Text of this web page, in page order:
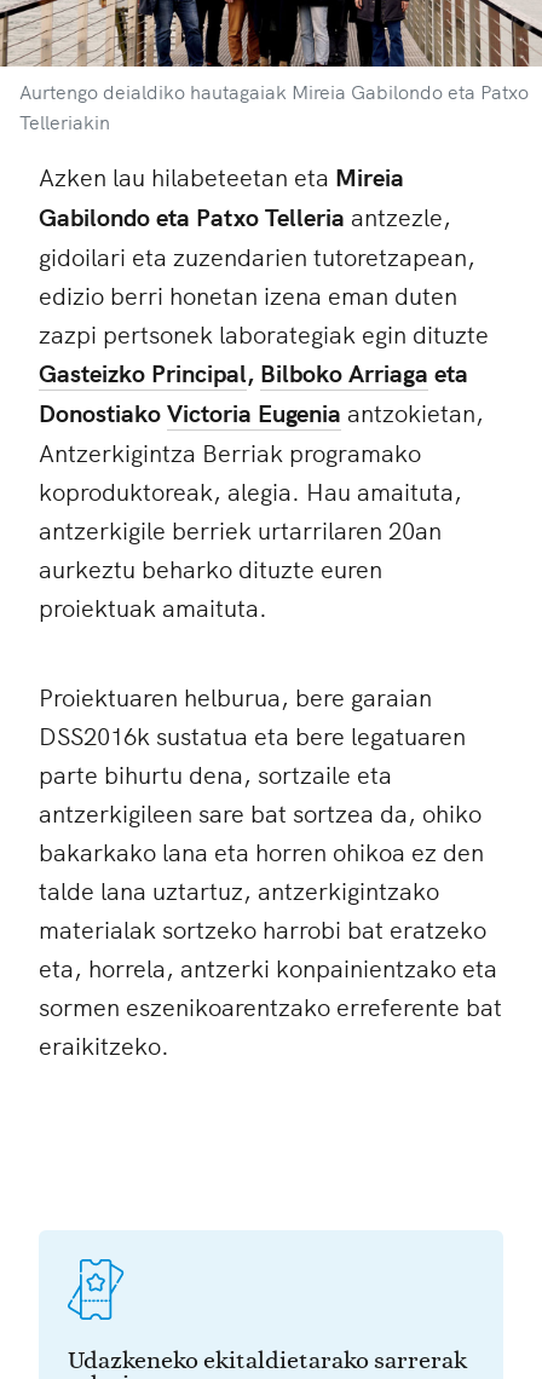
Aurtengo deialdiko hautagaiak Mireia Gabilondo eta Patxo
Telleriakin
Azken lau hilabeteetan eta Mireia
Gabilondo eta Patxo Telleria antzezle,
gidoilari eta zuzendarien tutoretzapean,
edizio berri honetan izena eman duten
zazpi pertsonek laborategiak egin dituzte
Gasteizko Principal, Bilboko Arriaga eta
DonostiakoVictoria Eugenia antzokietan,
Antzerkigintza Berriak programako
koproduktoreak, alegia. Hau amaituta,
antzerkigile berriek urtarrilaren 20an
aurkeztu beharko dituzte euren
proiektuak amaituta.
Proiektuaren helburua, bere garaian
DSS2016k sustatua eta bere legatuaren
parte bihurtu dena, sortzaile eta
antzerkigileen sare bat sortzea da, ohiko
bakarkako lana eta horren ohikoa ez den
talde lana uztartuz, antzerkigintzako
materialak sortzeko harrobi bat eratzeko
eta, horrela, antzerki konpainientzako eta
sormen eszenikoarentzako erreferente bat
eraikitzeko.
Udazkeneko ekitaldietarako sarrerak